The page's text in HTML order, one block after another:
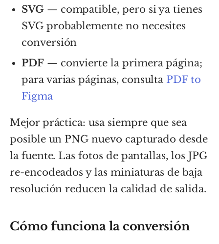
SVG— compatible, pero si ya tienes
SVG probablemente no necesites
conversión
PDF— convierte la primera página;
para varias páginas, consulta PDF to
Figma
Mejor práctica: usa siempre que sea
posible un PNG nuevo capturado desde
la fuente. Las fotos de pantallas, los JPG
re-encodeados y las miniaturas de baja
resolución reducen la calidad de salida.
Cómo funciona la conversión